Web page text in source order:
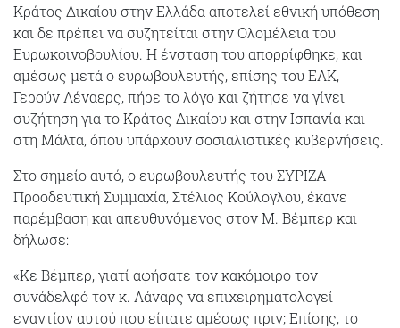
Κράτος Δικαίου στην Ελλάδα αποτελεί εθνική υπόθεση
και δε πρέπει να συζητείται στην Ολομέλεια του
Ευρωκοινοβουλίου. Η ένσταση του απορρίφθηκε, και
αμέσως μετά ο ευρωβουλευτής, επίσης του ΕΛΚ,
Γερούν Λέναερς, πήρε το λόγο και ζήτησε να γίνει
συζήτηση για το Κράτος Δικαίου και στην Ισπανία και
στη Μάλτα, όπου υπάρχουν σοσιαλιστικές κυβερνήσεις.
Στο σημείο αυτό, ο ευρωβουλευτής του ΣΥΡΙΖΑ-
Προοδευτική Συμμαχία, Στέλιος Κούλογλου, έκανε
παρέμβαση και απευθυνόμενος στον Μ. Βέμπερ και
δήλωσε:
«Κε Βέμπερ, γιατί αφήσατε τον κακόμοιρο τον
συνάδελφό τον κ. Λάναρς να επιχειρηματολογεί
εναντίον αυτού που είπατε αμέσως πριν; Επίσης, το